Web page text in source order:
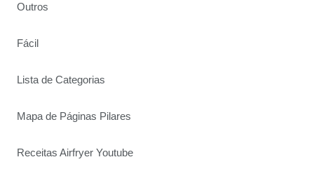
Outros
Fácil
Lista de Categorias
Mapa de Páginas Pilares
Receitas Airfryer Youtube